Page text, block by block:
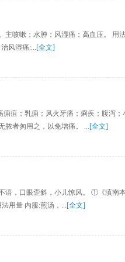
主咳嗽；水肿；风湿痛；高血压。
风湿痛:...[全文]
疽；乳痈；风火牙痛；痢疾；腹泻
脓者匆用之，以免增痛。 ...[全文]
语，口眼歪斜，小儿惊风。 ①《滇
用量 内服:煎汤，...[全文]